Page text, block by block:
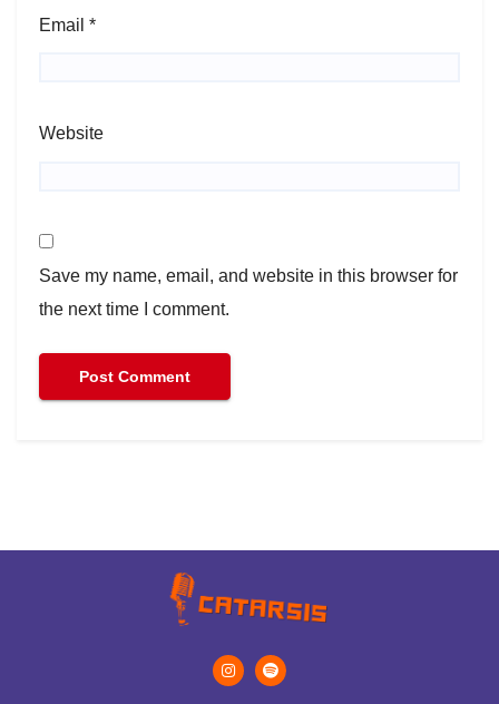
Email *
Website
Save my name, email, and website in this browser for
the next time I comment.